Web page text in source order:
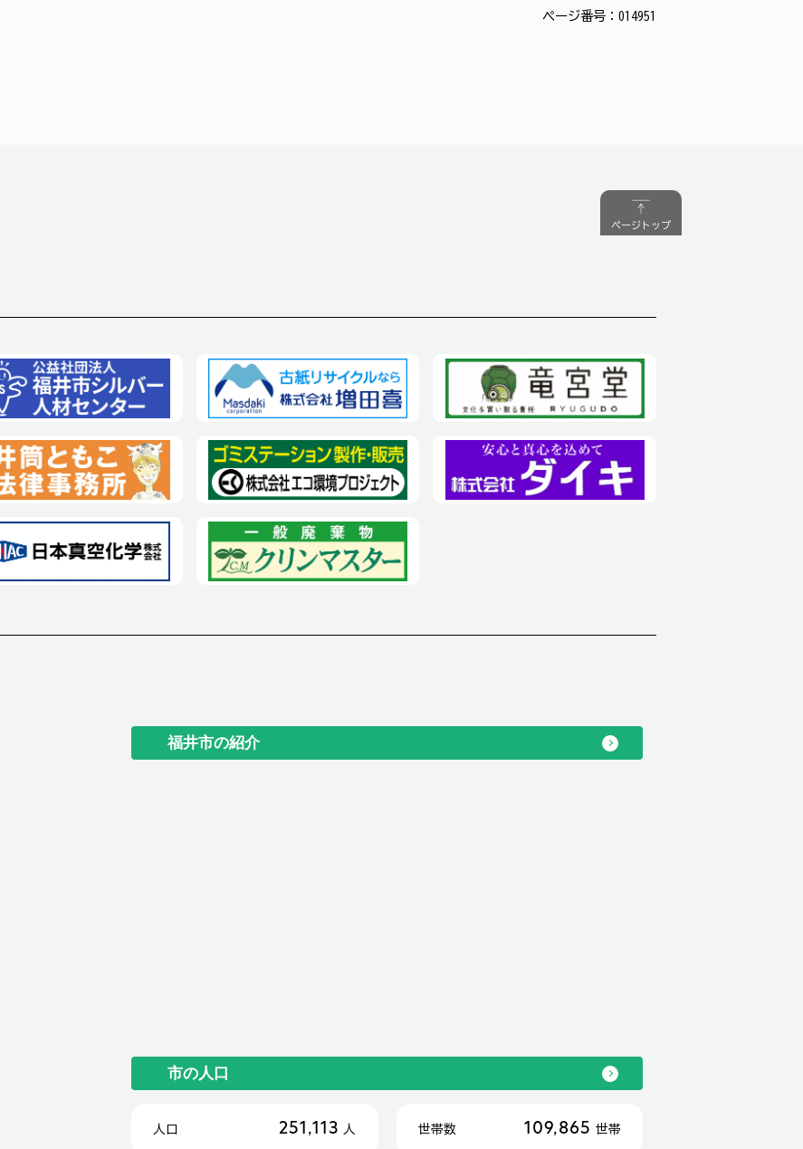
ページ番号：014951
ページトップ
福井市の紹介
市の人口
人口 251,113 人 世帯数 109,865 世帯